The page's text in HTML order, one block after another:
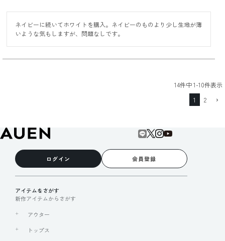
ネイビーに続いてホワイトを購入。ネイビーのものより少し生地が薄
いような気もしますが、問題なしです。
14件中1-10件表示
1
2
ログイン 会員登録
アイテムをさがす
新作アイテムからさがす
アウター
トップス